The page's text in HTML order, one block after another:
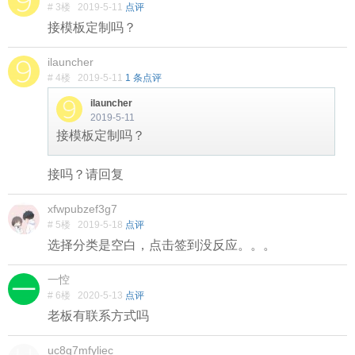
# 3楼 2019-5-11 点评
接模板定制吗？
ilauncher
# 4楼 2019-5-11 1 条点评
ilauncher
2019-5-11
接模板定制吗？
接吗？请回复
xfwpubzef3g7
# 5楼 2019-5-18 点评
选择分类是空白，点击签到没反应。。。
一悾
# 6楼 2020-5-13 点评
老板有联系方式吗
uc8g7mfyliec